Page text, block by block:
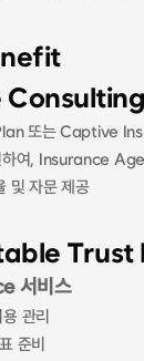
Consulting
또는 Captive
하여, Insurance
자문 제공
서비스
관리
준비